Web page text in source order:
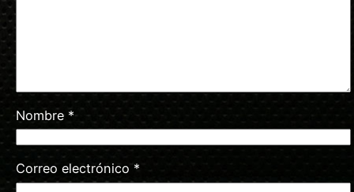
Nombre *
Correo electrónico *